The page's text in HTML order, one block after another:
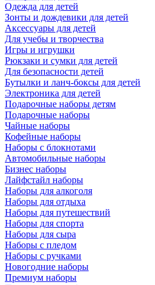
Одежда для детей
Зонты и дождевики для детей
Аксессуары для детей
Для учебы и творчества
Игры и игрушки
Рюкзаки и сумки для детей
Для безопасности детей
Бутылки и ланч-боксы для детей
Электроника для детей
Подарочные наборы детям
Подарочные наборы
Чайные наборы
Кофейные наборы
Наборы с блокнотами
Автомобильные наборы
Бизнес наборы
Лайфстайл наборы
Наборы для алкоголя
Наборы для отдыха
Наборы для путешествий
Наборы для спорта
Наборы для сыра
Наборы с пледом
Наборы с ручками
Новогодние наборы
Премиум наборы